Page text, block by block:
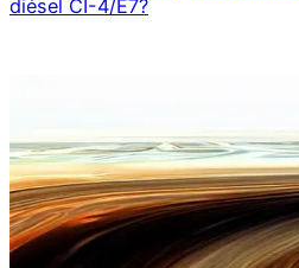
diésel CI-4/E7?